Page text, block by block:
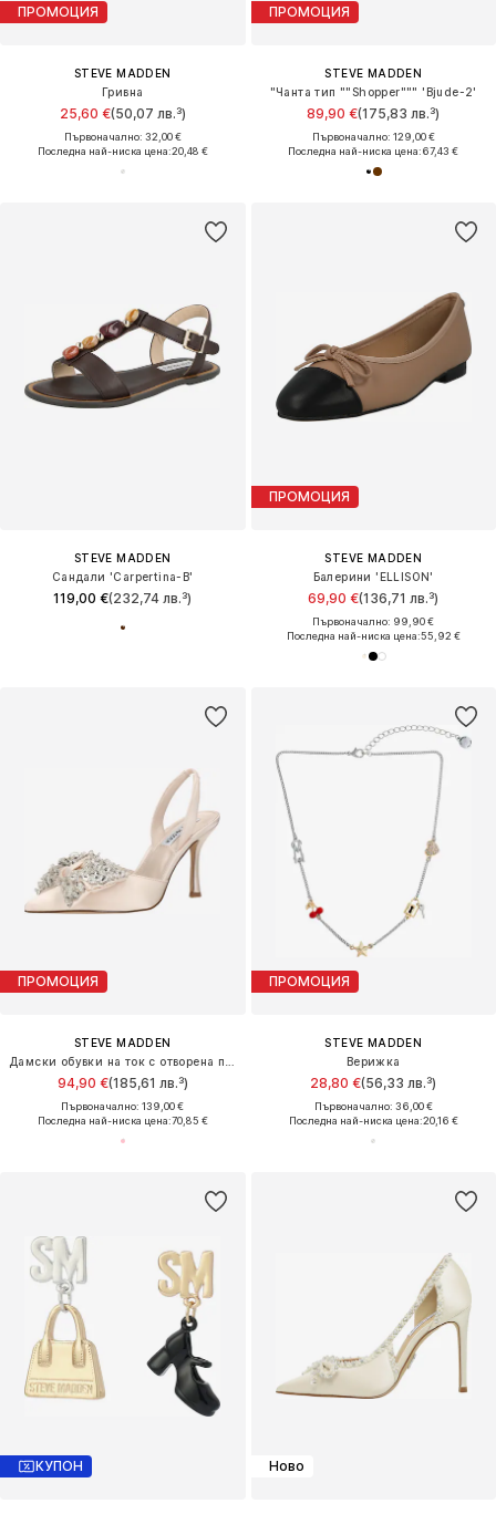
ПРОМОЦИЯ
STEVE MADDEN
Гривна
25,60 €(50,07 лв.³)
Първоначално: 32,00 €
Последна най-ниска цена:20,48 €
ПРОМОЦИЯ
STEVE MADDEN
"Чанта тип ""Shopper""" 'Bjude-2'
89,90 €(175,83 лв.³)
Първоначално: 129,00 €
Последна най-ниска цена:67,43 €
STEVE MADDEN
Сандали 'Carpertina-B'
119,00 €(232,74 лв.³)
ПРОМОЦИЯ
STEVE MADDEN
Балерини 'ELLISON'
69,90 €(136,71 лв.³)
Първоначално: 99,90 €
Последна най-ниска цена:55,92 €
ПРОМОЦИЯ
STEVE MADDEN
94,90 €(185,61 лв.³)
Първоначално: 139,00 €
Последна най-ниска цена:70,85 €
ПРОМОЦИЯ
STEVE MADDEN
Верижка
28,80 €(56,33 лв.³)
Първоначално: 36,00 €
Последна най-ниска цена:20,16 €
КУПОН Ново